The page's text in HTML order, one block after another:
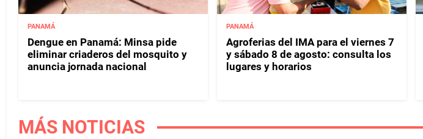
PANAMÁ
Dengue en Panamá: Minsa pide
eliminar criaderos del mosquito y
anuncia jornada nacional
PANAMÁ
Agroferias del IMA para el viernes 7
y sábado 8 de agosto: consulta los
lugares y horarios
MÁS NOTICIAS